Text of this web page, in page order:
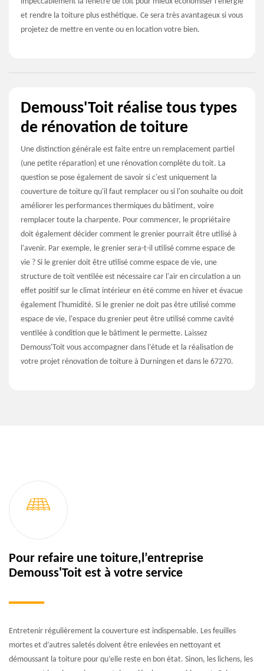
et rendre la toiture plus esthétique. Ce sera très avantageux si vous
projetez de mettre en vente ou en location votre bien.
Demouss'Toit réalise tous types
de rénovation de toiture
Une distinction générale est faite entre un remplacement partiel
(une petite réparation) et une rénovation complète du toit. La
question se pose également de savoir si c'est uniquement la
couverture de toiture qu'il faut remplacer ou si l'on souhaite ou doit
améliorer les performances thermiques du bâtiment, voire
remplacer toute la charpente. Pour commencer, le propriétaire
doit également décider comment le grenier pourrait être utilisé à
l'avenir. Par exemple, le grenier sera-t-il utilisé comme espace de
vie ? Si le grenier doit être utilisé comme espace de vie, une
structure de toit ventilée est nécessaire car l'air en circulation a un
effet positif sur le climat intérieur en été comme en hiver et évacue
également l'humidité. Si le grenier ne doit pas être utilisé comme
espace de vie, l'espace du grenier peut être utilisé comme cavité
ventilée à condition que le bâtiment le permette. Laissez
Demouss'Toit vous accompagner dans l’étude et la réalisation de
votre projet rénovation de toiture à Durningen et dans le 67270.
Pour refaire une toiture,l’entreprise
Demouss'Toit est à votre service
Entretenir régulièrement la couverture est indispensable. Les feuilles
mortes et d’autres saletés doivent être enlevées en nettoyant et
démoussant la toiture pour qu’elle reste en bon état. Sinon, les lichens, les